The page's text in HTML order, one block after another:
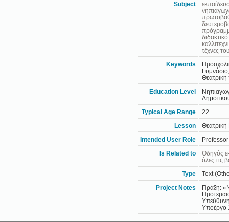
Subject
τέχνες
Keywords
Θεατρική
Education Level
Typical Age Range 22+
Lesson Θεατρική
Intended User Role Professor
Is Related to
Οδηγός
όλες τις
Type Text
Project Notes
Πράξη:
Υποέργο